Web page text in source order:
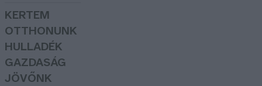
KERTEM
OTTHONUNK
HULLADÉK
GAZDASÁG
JÖVŐNK